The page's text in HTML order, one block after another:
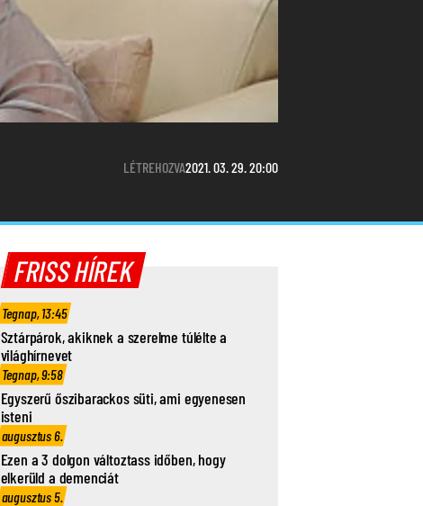
LÉTREHOZVA2021. 03. 29. 20:00
FRISS HÍREK
Tegnap, 13:45
Sztárpárok, akiknek a szerelme túlélte a
világhírnevet
Tegnap, 9:58
Egyszerű őszibarackos süti, ami egyenesen
isteni
augusztus 6.
Ezen a 3 dolgon változtass időben, hogy
elkerüld a demenciát
augusztus 5.